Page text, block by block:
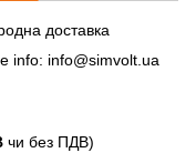
доставка
info: info@simvolt.ua
чи без ПДВ)